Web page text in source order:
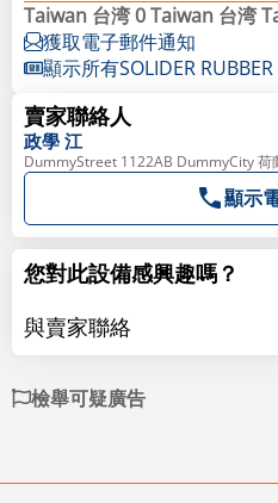
Taiwan 台湾 0 Taiwan 台湾
獲取電子郵件通知
顯示所有SOLIDER
賣家聯絡人
政學 江
DummyStreet 1122AB DummyCity 荷
顯示
您對此設備感興趣嗎？
與賣家聯絡
檢舉可疑廣告